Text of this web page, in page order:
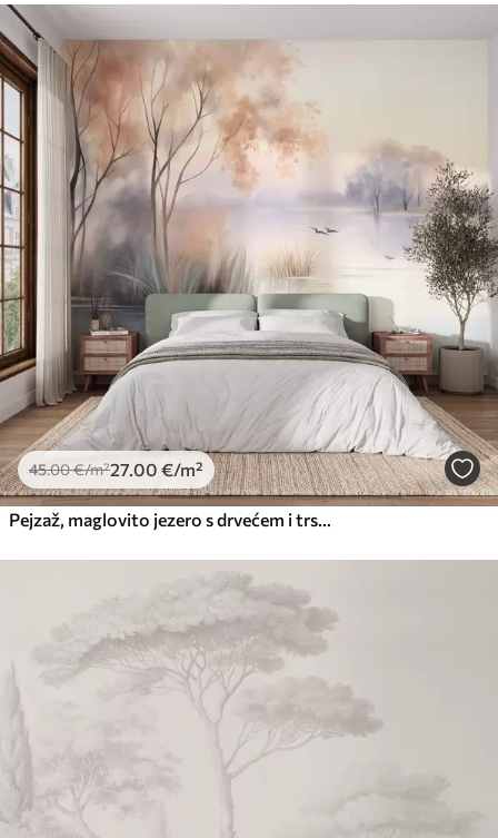
45.00€/m²27 .00 €/m²